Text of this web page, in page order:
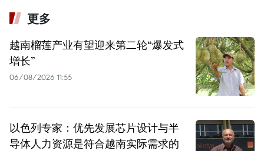
更多
越南榴莲产业有望迎来第二轮“爆发式
增长”
06/08/2026 11:55
以色列专家：优先发展芯片设计与半
导体人力资源是符合越南实际需求的